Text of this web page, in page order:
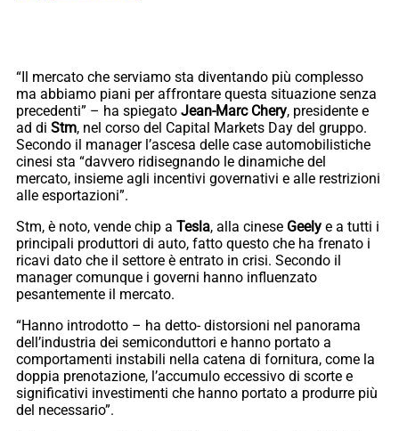
“Il mercato che serviamo sta diventando più complesso
ma abbiamo piani per affrontare questa situazione senza
precedenti” – ha spiegato Jean-Marc Chery, presidente e
ad di Stm, nel corso del Capital Markets Day del gruppo.
Secondo il manager l’ascesa delle case automobilistiche
cinesi sta “davvero ridisegnando le dinamiche del
mercato, insieme agli incentivi governativi e alle restrizioni
alle esportazioni”.
Stm, è noto, vende chip a Tesla, alla cinese Geely e a tutti i
principali produttori di auto, fatto questo che ha frenato i
ricavi dato che il settore è entrato in crisi. Secondo il
manager comunque i governi hanno influenzato
pesantemente il mercato.
“Hanno introdotto – ha detto- distorsioni nel panorama
dell’industria dei semiconduttori e hanno portato a
comportamenti instabili nella catena di fornitura, come la
doppia prenotazione, l’accumulo eccessivo di scorte e
significativi investimenti che hanno portato a produrre più
del necessario”.